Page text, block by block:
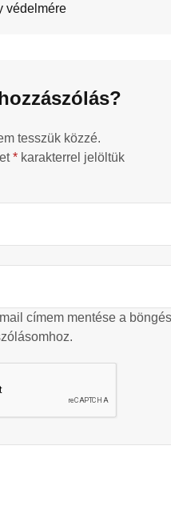
védelmére
tesszük közzé.
* karakterrel jelöltük
címem mentése a